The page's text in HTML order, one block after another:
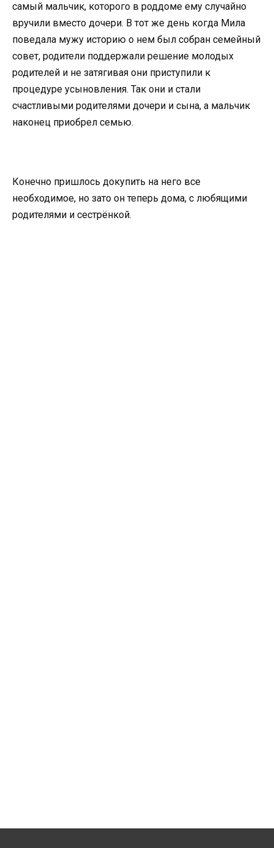
самый мальчик, которого в роддоме ему случайно
вручили вместо дочери. В тот же день когда Мила
поведала мужу историю о нем был собран семейный
совет, родители поддержали решение молодых
родителей и не затягивая они приступили к
процедуре усыновления. Так они и стали
счастливыми родителями дочери и сына, а мальчик
наконец приобрел семью.
Конечно пришлось докупить на него все
необходимое, но зато он теперь дома, с любящими
родителями и сестрёнкой.